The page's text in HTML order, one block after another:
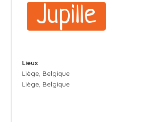
Jupille
Lieux
Liège, Belgique
Liège, Belgique